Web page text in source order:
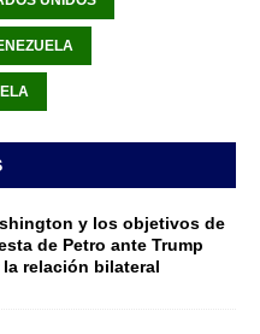
y los objetivos de
de Petro ante Trump
relación bilateral